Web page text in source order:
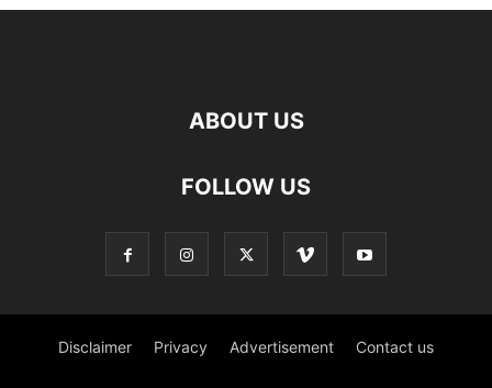
ABOUT US
FOLLOW US
Disclaimer Privacy Advertisement Contact us